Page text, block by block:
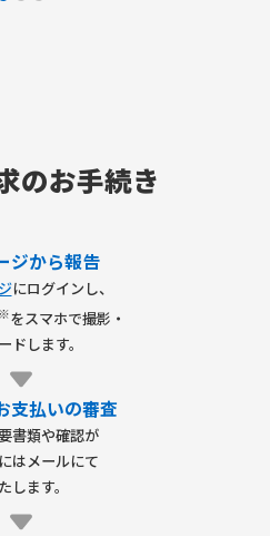
のお手続き
ジから報告
にログインし、
をスマホで撮影・
ドします。
支払いの審査
書類や確認が
はメールにて
します。